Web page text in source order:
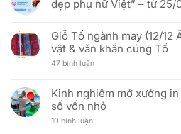
nước
(30/04/1975
30/04/2026)
và
địa
chỉ
văn
phòng
mới
Cáo
Thị
In
Cờ
Vải:
Phân
Tích
Và
Hiệu
Quả
Tư
ở
Hải
Triều
ra
mắt
Zalo
nâng
tầm
trải
nghiệm
dịch
đẹp phụ nữ Việt” – từ 25/
bình
luận
ở
Ưu
đãi
Phụ
nữ
Việt
Nam:
Giỗ Tổ ngành may (12/12
vật & văn khấn cúng Tổ
47 bình luậnở
ngành
may
(12/12
Kinh nghiệm mở xưởng
số vốn nhỏ
10 bình luậnở